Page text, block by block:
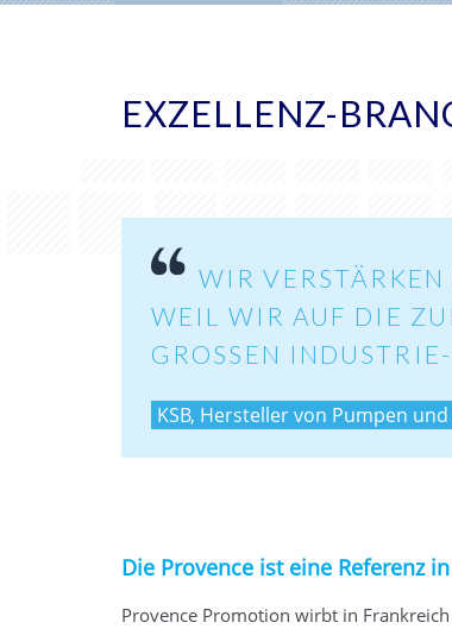
EXZELLENZ-
WIR
WEIL WIR AUF DIE
GROSSEN
KSB, Hersteller von Pumpen
Die Provence ist eine Referenz
Provence Promotion wirbt in